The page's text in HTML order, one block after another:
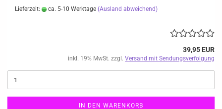
Lieferzeit: ca. 5-10 Werktage (Ausland abweichend)
39,95 EUR
inkl. 19% MwSt. zzgl. Versand mit Sendungsverfolgung
IN DEN WARENKORB